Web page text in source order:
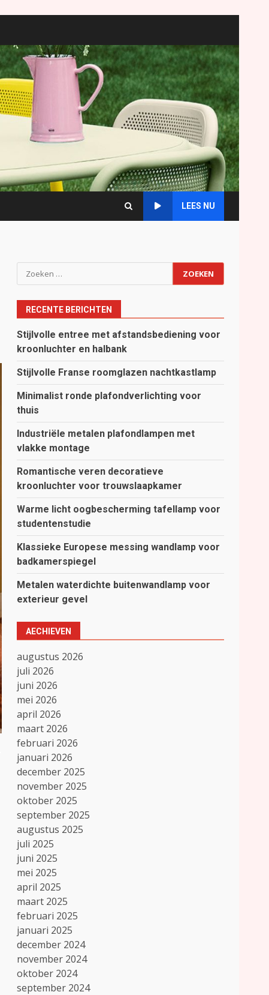
LEES NU
Zoeken
naar:
RECENTE BERICHTEN
Stijlvolle entree met afstandsbediening voor
kroonluchter en halbank
Stijlvolle Franse roomglazen nachtkastlamp
Minimalist ronde plafondverlichting voor
thuis
Industriële metalen plafondlampen met
vlakke montage
Romantische veren decoratieve
kroonluchter voor trouwslaapkamer
Warme licht oogbescherming tafellamp voor
studentenstudie
Klassieke Europese messing wandlamp voor
badkamerspiegel
Metalen waterdichte buitenwandlamp voor
exterieur gevel
AECHIEVEN
augustus 2026
juli 2026
juni 2026
mei 2026
april 2026
maart 2026
februari 2026
januari 2026
december 2025
november 2025
oktober 2025
september 2025
augustus 2025
juli 2025
juni 2025
mei 2025
april 2025
maart 2025
februari 2025
januari 2025
december 2024
november 2024
oktober 2024
september 2024